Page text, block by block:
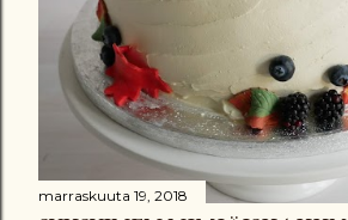
marraskuuta 19, 2018